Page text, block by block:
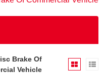
Brake Of
Vehicle